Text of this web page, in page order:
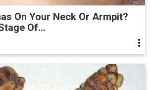
On Your Neck Or Armpit?
Of...